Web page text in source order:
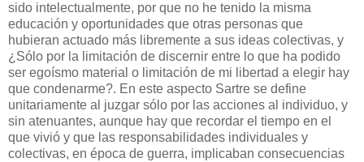
sido intelectualmente, por que no he tenido la misma
educación y oportunidades que otras personas que
hubieran actuado más libremente a sus ideas colectivas, y
¿Sólo por la limitación de discernir entre lo que ha podido
ser egoísmo material o limitación de mi libertad a elegir hay
que condenarme?. En este aspecto Sartre se define
unitariamente al juzgar sólo por las acciones al individuo, y
sin atenuantes, aunque hay que recordar el tiempo en el
que vivió y que las responsabilidades individuales y
colectivas, en época de guerra, implicaban consecuencias